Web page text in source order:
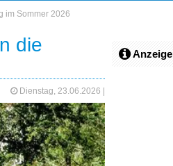
im Sommer 2026
die
Dienstag, 23.06.2026
Anzeige